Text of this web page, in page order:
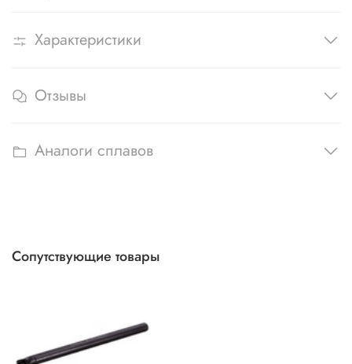
Характеристики
Отзывы
Аналоги сплавов
Сопутствующие товары